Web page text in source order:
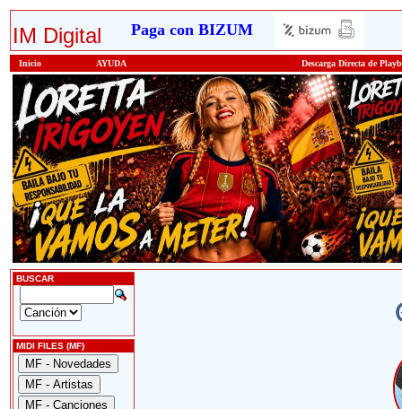
IM Digital Paga con BIZUM
Inicio AYUDA Descarga Directa de
BUSCAR
MIDI FILES (MF)